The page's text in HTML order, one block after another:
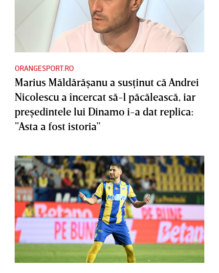
ORANGESPORT.RO
Marius Măldărăşanu a susţinut că Andrei
Nicolescu a încercat să-l păcălească, iar
preşedintele lui Dinamo i-a dat replica:
”Asta a fost istoria”